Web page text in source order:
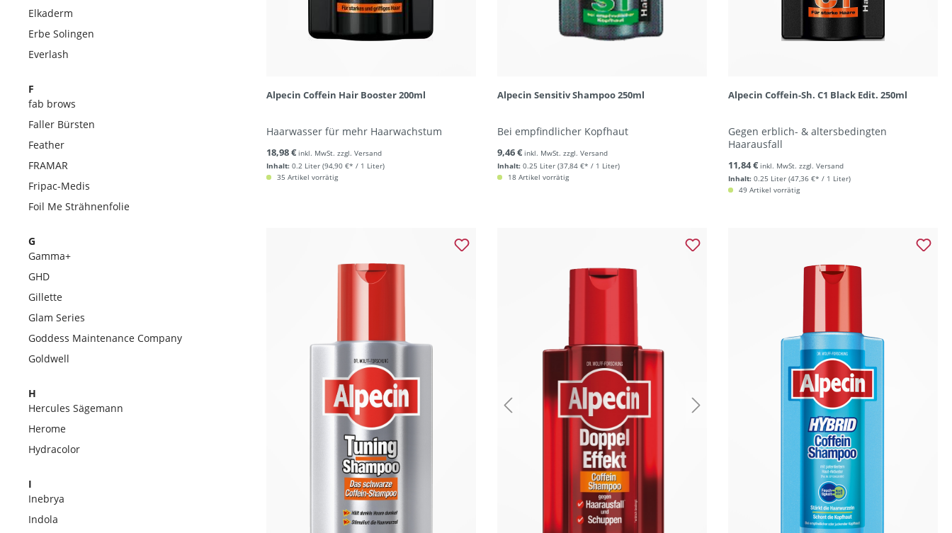
Elkaderm
Erbe Solingen
Everlash
F
fab brows
Faller Bürsten
Feather
FRAMAR
Fripac-Medis
Foil Me Strähnenfolie
G
Gamma+
GHD
Gillette
Glam Series
Goddess Maintenance Company
Goldwell
H
Hercules Sägemann
Herome
Hydracolor
I
Inebrya
Indola
Alpecin Coffein Hair Booster 200ml
Haarwasser für mehr Haarwachstum
Inhalt: 0.2 Liter (94,90 €* / 1 Liter)
18,98 € inkl. MwSt. zzgl. Versand
35 Artikel vorrätig
Alpecin Sensitiv Shampoo 250ml
Bei empfindlicher Kopfhaut
Inhalt: 0.25 Liter (37,84 €* / 1 Liter)
9,46 € inkl. MwSt. zzgl. Versand
18 Artikel vorrätig
Alpecin Coffein-Sh. C1 Black Edit. 250ml
Gegen erblich- & altersbedingten
Haarausfall
Inhalt: 0.25 Liter (47,36 €* / 1 Liter)
11,84 € inkl. MwSt. zzgl. Versand
49 Artikel vorrätig